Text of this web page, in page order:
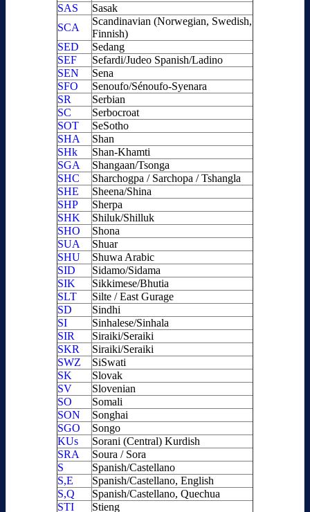
SAS
Sasak
SCA
Scandinavian (Norwegian, Swedish,
Finnish)
SED
Sedang
SEF
Sefardi/Judeo Spanish/Ladino
SEN
Sena
SFO
Senoufo/Sénoufo-Syenara
SR
Serbian
SC
Serbocroat
SOT
SeSotho
SHA
Shan
SHk
Shan-Khamti
SGA
Shangaan/Tsonga
SHC
Sharchogpa / Sarchopa / Tshangla
SHE
Sheena/Shina
SHP
Sherpa
SHK
Shiluk/Shilluk
SHO
Shona
SUA
Shuar
SHU
Shuwa Arabic
SID
Sidamo/Sidama
SIK
Sikkimese/Bhutia
SLT
Silte / East Gurage
SD
Sindhi
SI
Sinhalese/Sinhala
SIR
Siraiki/Seraiki
SKR
Siraiki/Seraiki
SWZ
SiSwati
SK
Slovak
SV
Slovenian
SO
Somali
SON
Songhai
SGO
Songo
KUs
Sorani (Central) Kurdish
SRA
Soura / Sora
S
Spanish/Castellano
S,E
Spanish/Castellano, English
S,Q
Spanish/Castellano, Quechua
STI
Stieng